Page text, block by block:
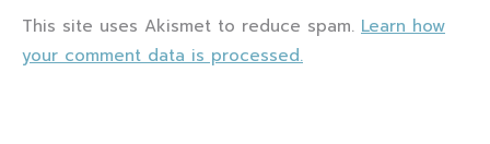
This site uses Akismet to reduce spam. Learn how
your comment data is processed.